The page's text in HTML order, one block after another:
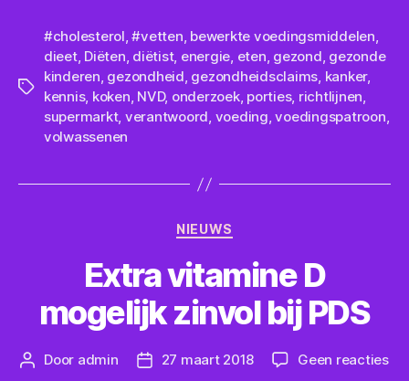
Tags
#cholesterol,#vetten, bewerkte voedingsmiddelen,
dieet, Diëten, diëtist, energie, eten, gezond, gezonde
kinderen, gezondheid, gezondheidsclaims, kanker,
kennis, koken, NVD, onderzoek, porties, richtlijnen,
supermarkt, verantwoord, voeding,voedingspatroon,
volwassenen
Categorieën
NIEUWS
Extra vitamine D
mogelijk zinvol bij PDS
Berichtauteur
Door admin Berichtdatum
27 maart 2018 Geen reactiesop